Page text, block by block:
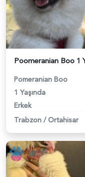
Pomeranian Boo
1 Yaşında
Erkek
Trabzon / Ortahisar